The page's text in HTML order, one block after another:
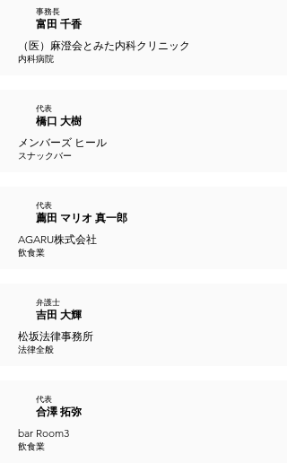
事務長
富田 千香
（医）麻澄会とみた内科クリニック
内科病院
代表
橋口 大樹
メンバーズ ヒール
スナックバー
代表
薦田 マリオ 真一郎
AGARU株式会社
飲食業
弁護士
吉田 大輝
松坂法律事務所
法律全般
代表
合澤 拓弥
bar Room3
飲食業